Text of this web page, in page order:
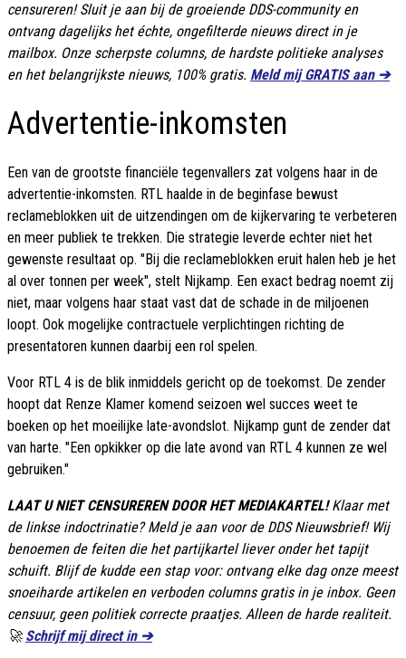
censureren! Sluit je aan bij de groeiende DDS-community en
ontvang dagelijks het échte, ongefilterde nieuws direct in je
mailbox. Onze scherpste columns, de hardste politieke analyses
en het belangrijkste nieuws, 100% gratis. Meld mij GRATIS aan ➔
Advertentie-inkomsten
Een van de grootste financiële tegenvallers zat volgens haar in de
advertentie-inkomsten. RTL haalde in de beginfase bewust
reclameblokken uit de uitzendingen om de kijkervaring te verbeteren
en meer publiek te trekken. Die strategie leverde echter niet het
gewenste resultaat op. "Bij die reclameblokken eruit halen heb je het
al over tonnen per week", stelt Nijkamp. Een exact bedrag noemt zij
niet, maar volgens haar staat vast dat de schade in de miljoenen
loopt. Ook mogelijke contractuele verplichtingen richting de
presentatoren kunnen daarbij een rol spelen.
Voor RTL 4 is de blik inmiddels gericht op de toekomst. De zender
hoopt dat Renze Klamer komend seizoen wel succes weet te
boeken op het moeilijke late-avondslot. Nijkamp gunt de zender dat
van harte. "Een opkikker op die late avond van RTL 4 kunnen ze wel
gebruiken."
LAAT U NIET CENSUREREN DOOR HET MEDIAKARTEL! Klaar met
de linkse indoctrinatie? Meld je aan voor de DDS Nieuwsbrief! Wij
benoemen de feiten die het partijkartel liever onder het tapijt
schuift. Blijf de kudde een stap voor: ontvang elke dag onze meest
snoeiharde artikelen en verboden columns gratis in je inbox. Geen
censuur, geen politiek correcte praatjes. Alleen de harde realiteit.
🚀 Schrijf mij direct in ➔